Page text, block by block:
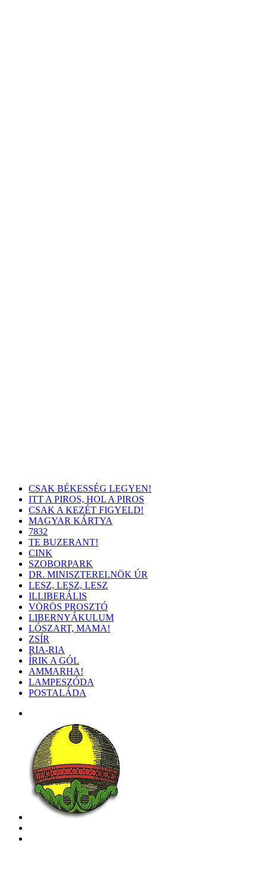
CSAK BÉKESSÉG LEGYEN!
ITT A PIROS, HOL A PIROS
CSAK A KEZÉT FIGYELD!
MAGYAR KÁRTYA
7832
TE BUZERANT!
CINK
SZOBORPARK
DR. MINISZTERELNÖK ÚR
LESZ, LESZ, LESZ
ILLIBERÁLIS
VÖRÖS PROSZTÓ
LIBERNYÁKULUM
LÓSZART, MAMA!
ZSÍR
RIA-RIA
ÍRIK A GÓL
AMMARHA!
LAMPESZÓDA
POSTALÁDA